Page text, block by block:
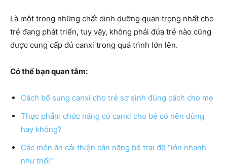
Là một trong những chất dinh dưỡng quan trọng nhất cho
trẻ đang phát triển, tuy vậy, không phải đứa trẻ nào cũng
được cung cấp đủ canxi trong quá trình lớn lên.
Có thể bạn quan tâm:
Cách bổ sung canxi cho trẻ sơ sinh đúng cách cho mẹ
Thực phẩm chức năng có canxi cho bé có nên dùng
hay không?
Các món ăn cải thiện cân nặng bé trai để “lớn nhanh
như thổi”